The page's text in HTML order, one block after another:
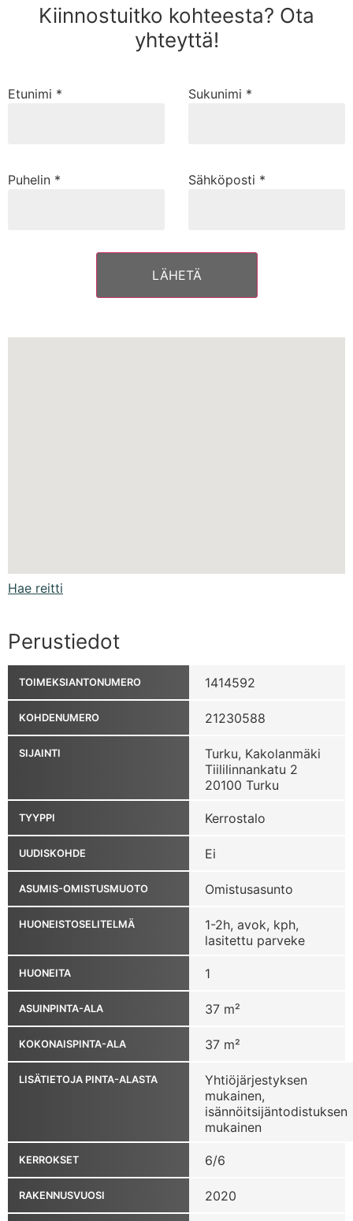
Kiinnostuitko kohteesta? Ota
yhteyttä!
Etunimi * Sukunimi *
Puhelin * Sähköposti *
Hae reitti
Perustiedot
TOIMEKSIANTONUMERO 1414592
KOHDENUMERO 21230588
SIJAINTI
Turku, Kakolanmäki
Tiililinnankatu 2
20100 Turku
TYYPPI Kerrostalo
UUDISKOHDE Ei
ASUMIS-OMISTUSMUOTO Omistusasunto
HUONEISTOSELITELMÄ
1-2h, avok, kph,
lasitettu parveke
HUONEITA 1
ASUINPINTA-ALA 37 m²
KOKONAISPINTA-ALA 37 m²
LISÄTIETOJA PINTA-ALASTA
Yhtiöjärjestyksen
mukainen,
isännöitsijäntodistuksen
mukainen
KERROKSET 6/6
RAKENNUSVUOSI 2020